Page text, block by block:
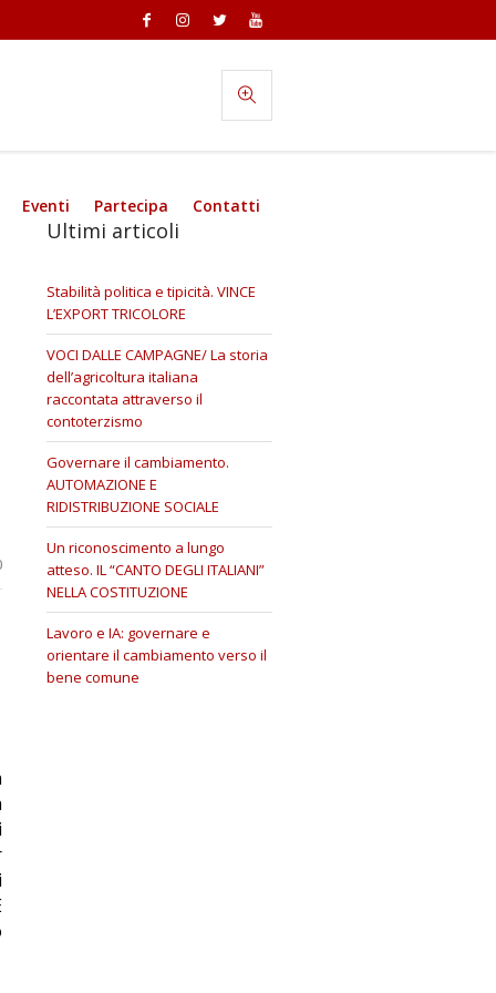
Eventi Partecipa Contatti
Ultimi articoli
Stabilità politica e tipicità. VINCE
L’EXPORT TRICOLORE
VOCI DALLE CAMPAGNE/ La storia
dell’agricoltura italiana
raccontata attraverso il
contoterzismo
Governare il cambiamento.
AUTOMAZIONE E
RIDISTRIBUZIONE SOCIALE
Un riconoscimento a lungo
atteso. IL “CANTO DEGLI ITALIANI”
NELLA COSTITUZIONE
Lavoro e IA: governare e
orientare il cambiamento verso il
bene comune